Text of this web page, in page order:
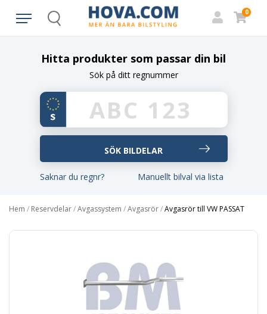
Search
0
Hitta produkter som passar din bil
Sök på ditt regnummer
Saknar du regnr? Manuellt bilval via lista
Hem / Reservdelar/Avgassystem /Avgasrör/Avgasrör till VW PASSAT